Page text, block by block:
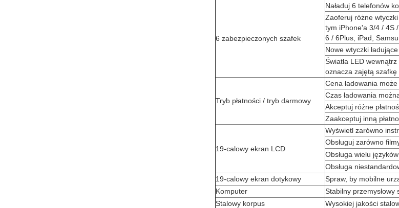
6 zabezpieczonych szafek
Naładuj 6 telefonów
Zaoferuj różne
tym iPhone'a 3/4 / 4S
6 / 6Plus, iPad,
Nowe wtyczki
Światła LED
oznacza zajętą ​​szafkę
Tryb płatności / tryb darmowy
Cena ładowania
Czas ładowania
Akceptuj różne
Zaakceptuj inną
19-calowy ekran LCD
Wyświetl zarówno
Obsługuj zarówno
Obsługa wielu języków
Obsługa
19-calowy ekran dotykowy
Spraw, by mobilne
Komputer
Stabilny
Stalowy korpus
Wysokiej jakości